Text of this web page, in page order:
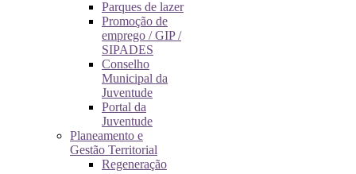
Parques de lazer
Promoção de
emprego / GIP /
SIPADES
Conselho
Municipal da
Juventude
Portal da
Juventude
Planeamento e
Gestão Territorial
Regeneração